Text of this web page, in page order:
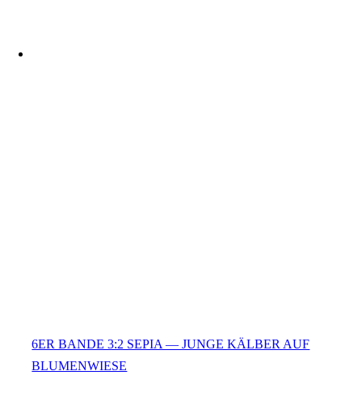
6ER BANDE 3:2 SEPIA — JUNGE KÄLBER AUF
BLUMENWIESE